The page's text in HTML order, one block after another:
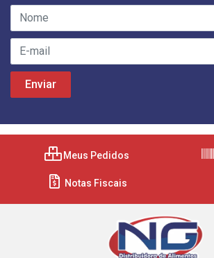
Meus Pedidos
Notas Fiscais